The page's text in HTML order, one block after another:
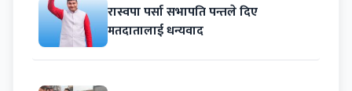
रास्वपा पर्सा सभापति पन्तले दिए
मतदातालाई धन्यवाद